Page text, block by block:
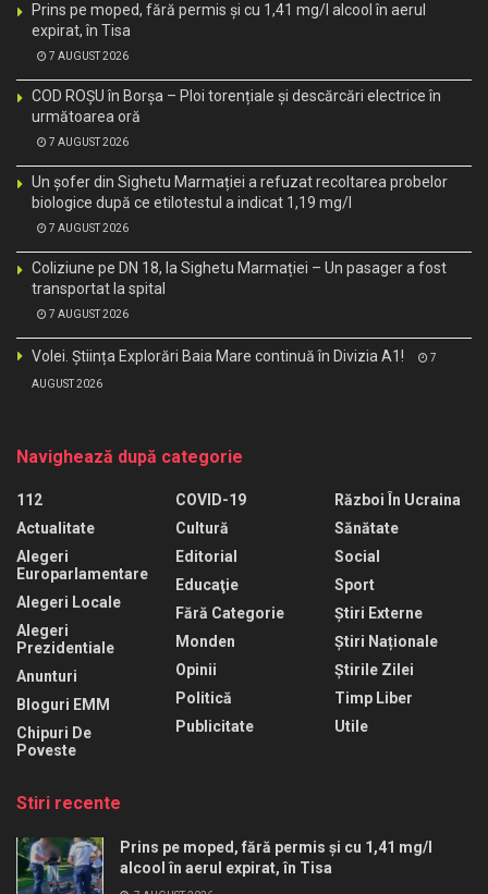
Prins pe moped, fără permis și cu 1,41 mg/l alcool în aerul
expirat, în Tisa
7 AUGUST 2026
COD ROȘU în Borșa – Ploi torențiale și descărcări electrice în
următoarea oră
7 AUGUST 2026
Un șofer din Sighetu Marmației a refuzat recoltarea probelor
biologice după ce etilotestul a indicat 1,19 mg/l
7 AUGUST 2026
Coliziune pe DN 18, la Sighetu Marmației – Un pasager a fost
transportat la spital
7 AUGUST 2026
Volei. Știința Explorări Baia Mare continuă în Divizia A1! 7
AUGUST 2026
Navighează după categorie
112
Actualitate
Alegeri
Europarlamentare
Alegeri Locale
Alegeri
Prezidentiale
Anunturi
Bloguri EMM
Chipuri De
Poveste
COVID-19
Cultură
Editorial
Educaţie
Fără Categorie
Monden
Opinii
Politică
Publicitate
Război În Ucraina
Sănătate
Social
Sport
Știri Externe
Știri Naționale
Știrile Zilei
Timp Liber
Utile
Stiri recente
Prins pe moped, fără permis și cu 1,41 mg/l
alcool în aerul expirat, în Tisa